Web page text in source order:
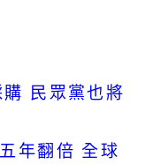
民眾黨也將
年翻倍 全球